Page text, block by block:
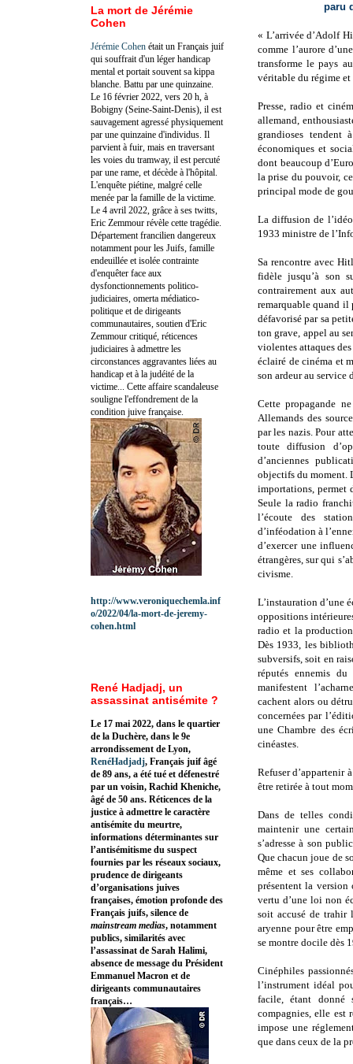
paru
« L’arrivée d’Adolf
comme l’aurore
transforme le pays
véritable du régime et
Presse, radio et
allemand,
grandioses tendent
économiques et
dont beaucoup
la prise du pouvoir,
principal mode de
La diffusion de
1933 ministre de
Sa rencontre avec
fidèle jusqu’à son
contrairement aux
remarquable quand il
défavorisé par sa
ton grave, appel au
violentes attaques
éclairé de cinéma et
son ardeur au service
Cette propagande
Allemands des
par les nazis. Pour
toute diffusion
d’anciennes
objectifs du moment.
importations, permet
Seule la radio
l’écoute des
d’inféodation à
d’exercer une
étrangères, sur qui
civisme.
L’instauration d’une
oppositions
radio et la
Dès 1933, les
subversifs, soit en
réputés ennemis
manifestent
cachent alors ou
concernées par
une Chambre des
cinéastes.
Refuser d’appartenir
être retirée à tout
Dans de telles
maintenir une
s’adresse à son
Que chacun joue de
même et ses
présentent la
vertu d’une loi non
soit accusé de trahir
aryenne pour être
se montre docile dès
Cinéphiles
l’instrument idéal
facile, étant donné
compagnies, elle est
impose une
que dans ceux de la
La mort de Jérémie
Cohen
Jérémie Cohen était un Français juif
qui souffrait d'un léger handicap
mental et portait souvent sa kippa
blanche. Battu par une quinzaine.
Le 16 février 2022, vers 20 h, à
Bobigny (Seine-Saint-Denis), il est
sauvagement agressé physiquement
par une quinzaine d'individus. Il
parvient à fuir, mais en traversant
les voies du tramway, il est percuté
par une rame, et décède à l'hôpital.
L'enquête piétine, malgré celle
menée par la famille de la victime.
Le 4 avril 2022, grâce à ses twitts,
Eric Zemmour révèle cette tragédie.
Département francilien dangereux
notamment pour les Juifs, famille
endeuillée et isolée contrainte
d'enquêter face aux
dysfonctionnements politico-
judiciaires, omerta médiatico-
politique et de dirigeants
communautaires, soutien d'Eric
Zemmour critiqué, réticences
judiciaires à admettre les
circonstances aggravantes liées au
handicap et à la judéité de la
victime... Cette affaire scandaleuse
souligne l'effondrement de la
condition juive française.
http://www.veroniquechemla.inf
o/2022/04/la-mort-de-jeremy-
cohen.html
René Hadjadj, un
assassinat antisémite ?
Le 17 mai 2022, dans le quartier
de la Duchère, dans le 9e
arrondissement de Lyon,
RenéHadjadj, Français juif âgé
de 89 ans, a été tué et défenestré
par un voisin, Rachid Kheniche,
âgé de 50 ans. Réticences de la
justice à admettre le caractère
antisémite du meurtre,
informations déterminantes sur
l’antisémitisme du suspect
fournies par les réseaux sociaux,
prudence de dirigeants
d’organisations juives
françaises, émotion profonde des
Français juifs, silence de
mainstream medias, notamment
publics, similarités avec
l’assassinat de Sarah Halimi,
absence de message du Président
Emmanuel Macron et de
dirigeants communautaires
français…